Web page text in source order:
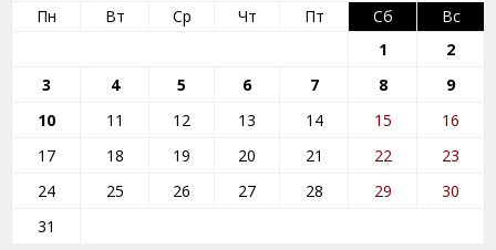
Пн
Вт Ср Чт Пт Сб
Вс
1
2
3
4 5 6 7 8
9
10
11 12 13 14 15
16
17
18 19 20 21 22
23
24
25 26 27 28 29
30
31